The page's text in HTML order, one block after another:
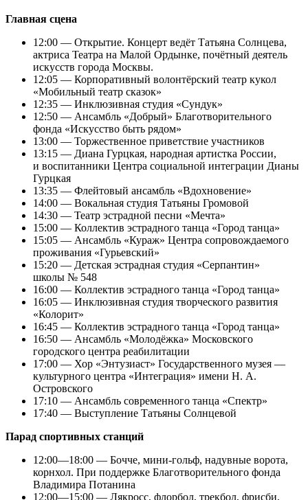
Главная сцена
12:00 — Открытие. Концерт ведёт Татьяна Солнцева,
актриса Театра на Малой Ордынке, почётный деятель
искусств города Москвы.
12:05 — Корпоративный волонтёрский театр кукол
«Мобильный театр сказок»
12:35 — Инклюзивная студия «Сундук»
12:50 — Ансамбль «Добрый» Благотворительного
фонда «Искусство быть рядом»
13:00 — Торжественное приветствие участников
13:15 — Диана Гурцкая, народная артистка России,
и воспитанники Центра социальной интеграции Дианы
Гурцкая
13:35 — Флейтовый ансамбль «Вдохновение»
14:00 — Вокальная студия Татьяны Громовой
14:30 — Театр эстрадной песни «Мечта»
15:00 — Коллектив эстрадного танца «Город танца»
15:05 — Ансамбль «Кураж» Центра сопровождаемого
проживания «Гурьевский»
15:20 — Детская эстрадная студия «Серпантин»
школы № 548
16:00 — Коллектив эстрадного танца «Город танца»
16:05 — Инклюзивная студия творческого развития
«Колорит»
16:45 — Коллектив эстрадного танца «Город танца»
16:50 — Ансамбль «Молодёжка» Московского
городского центра реабилитации
17:00 — Хор «Энтузиаст» Государственного музея —
культурного центра «Интеграция» имени Н. А.
Островского
17:10 — Ансамбль современного танца «Спектр»
17:40 — Выступление Татьяны Солнцевой
Парад спортивных станций
12:00—18:00 — Бочче, мини-гольф, надувные ворота,
корнхол. При поддержке Благотворительного фонда
Владимира Потанина
12:00—15:00 — Лякросс, флорбол, трекбол, фрисби,